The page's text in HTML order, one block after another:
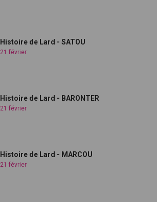
Histoire de Lard - SATOU
21 février
Histoire de Lard - BARONTER
21 février
Histoire de Lard - MARCOU
21 février